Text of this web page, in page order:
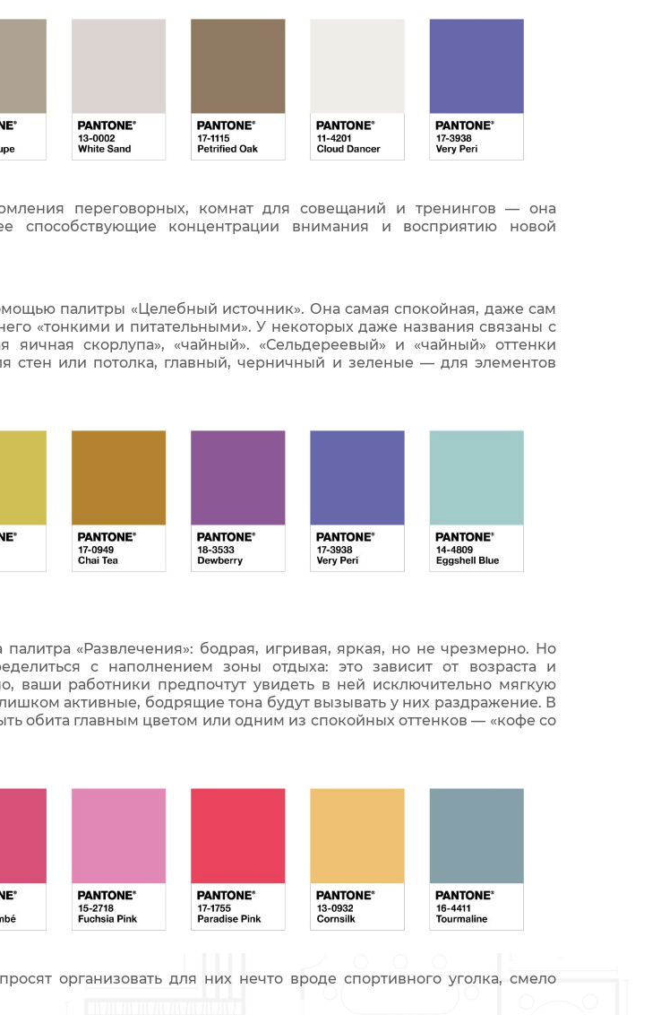
переговорных, комнат для совещаний и тренингов — она
способствующие концентрации внимания и восприятию новой
палитры «Целебный источник». Она самая спокойная, даже сам
«тонкими и питательными». У некоторых даже названия связаны с
скорлупа», «чайный». «Сельдереевый» и «чайный» оттенки
стен или потолка, главный, черничный и зеленые — для элементов
«Развлечения»: бодрая, игривая, яркая, но не чрезмерно. Но
с наполнением зоны отдыха: это зависит от возраста и
ваши работники предпочтут увидеть в ней исключительно мягкую
активные, бодрящие тона будут вызывать у них раздражение. В
обита главным цветом или одним из спокойных оттенков — «кофе со
организовать для них нечто вроде спортивного уголка, смело